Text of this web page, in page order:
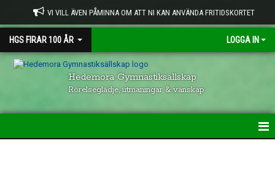
VI VILL ÄVEN PÅMINNA OM ATT NI KAN ANVÄNDA FRITIDSKORTET
HGS FIRAR 100 ÅR LOGGA IN
Hedemora Gymnastiksällskap
Rörelseglädje, utmaningar & vänskap